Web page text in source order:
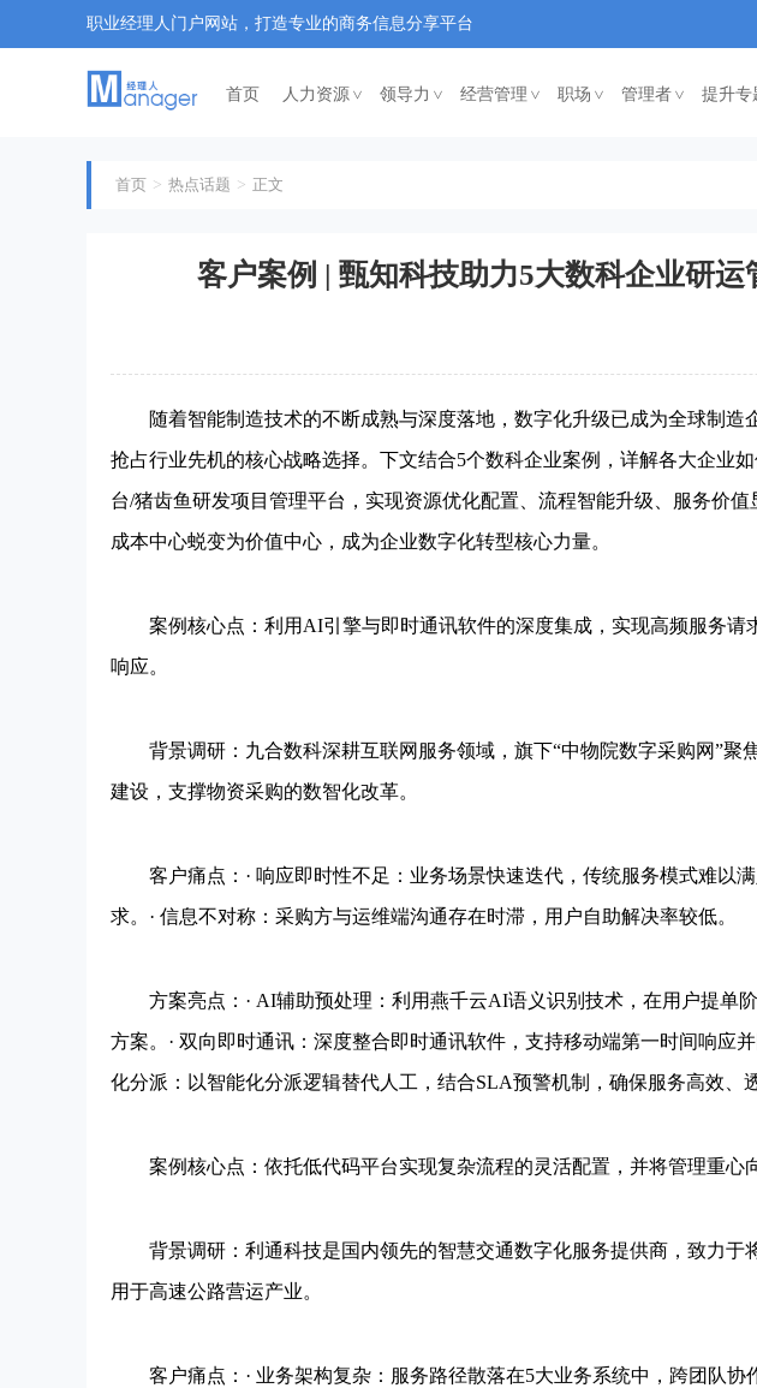
职业经理人门户网站，打造专业的商务信息分享平台
首页 人力资源< 领导力 < 经营管理< 职场< 管理者< 提升专
首页 热点话题 正文
客户案例 | 甄知科技助力5大数科企业研运
随着智能制造技术的不断成熟与深度落地，数字化升级已成为全球制造
抢占行业先机的核心战略选择。下文结合5个数科企业案例，详解各大企业
台/猪齿鱼研发项目管理平台，实现资源优化配置、流程智能升级、服务价值
成本中心蜕变为价值中心，成为企业数字化转型核心力量。
案例核心点：利用AI引擎与即时通讯软件的深度集成，实现高频服务请
响应。
背景调研：九合数科深耕互联网服务领域，旗下“中物院数字采购网”聚
建设，支撑物资采购的数智化改革。
客户痛点：· 响应即时性不足：业务场景快速迭代，传统服务模式难以
求。· 信息不对称：采购方与运维端沟通存在时滞，用户自助解决率较低。
方案亮点：· AI辅助预处理：利用燕千云AI语义识别技术，在用户提单
方案。· 双向即时通讯：深度整合即时通讯软件，支持移动端第一时间响应
化分派：以智能化分派逻辑替代人工，结合SLA预警机制，确保服务高效、
案例核心点：依托低代码平台实现复杂流程的灵活配置，并将管理重心向
背景调研：利通科技是国内领先的智慧交通数字化服务提供商，致力于
用于高速公路营运产业。
客户痛点：· 业务架构复杂：服务路径散落在5大业务系统中，跨团队协